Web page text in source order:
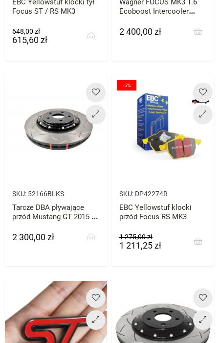
Focus ST / RS MK3
Cena
podstawowa
648,00 złCena
615,60 zł
Ecoboost Intercooler
Cena
2 400,00 zł
SKU: 52166BLKS
Tarcze DBA pływające
przód Mustang GT 2015 +
Cena
2 300,00 zł
SKU: DP42274R
EBC Yellowstuf klocki
przód Focus RS MK3
Cena
podstawowa
1 275,00 złCena
1 211,25 zł
-5%